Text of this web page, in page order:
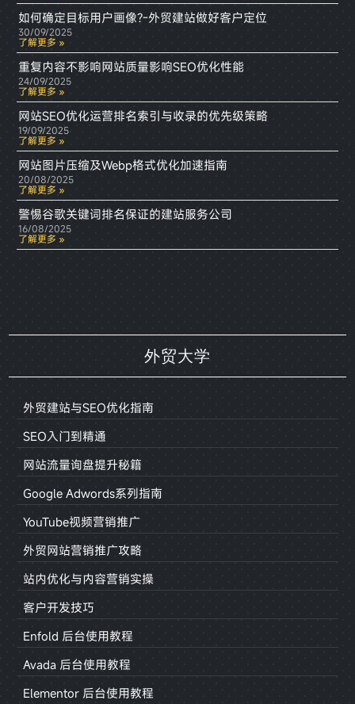
如何确定目标用户画像?-外贸建站做好客户定位
30/09/2025
了解更多 »
重复内容不影响网站质量影响SEO优化性能
24/09/2025
了解更多 »
网站SEO优化运营排名索引与收录的优先级策略
19/09/2025
了解更多 »
网站图片压缩及Webp格式优化加速指南
20/08/2025
了解更多 »
警惕谷歌关键词排名保证的建站服务公司
16/08/2025
了解更多 »
外贸大学
外贸建站与SEO优化指南
SEO入门到精通
网站流量询盘提升秘籍
Google Adwords系列指南
YouTube视频营销推广
外贸网站营销推广攻略
站内优化与内容营销实操
客户开发技巧
Enfold 后台使用教程
Avada 后台使用教程
Elementor 后台使用教程